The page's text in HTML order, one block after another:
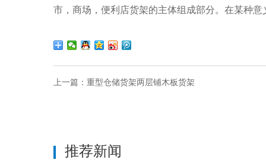
市，商场，便利店货架的主体组成部分。在某种
上一篇： 重型仓储货架两层铺木板货架
推荐新闻